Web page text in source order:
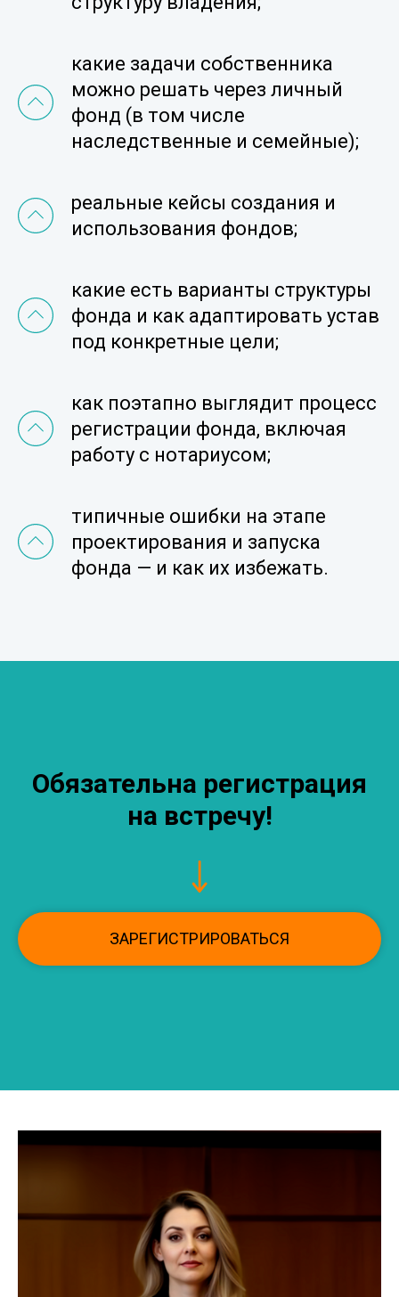
какие задачи собственника
можно решать через личный
фонд (в том числе
наследственные и семейные);
реальные кейсы создания и
использования фондов;
какие есть варианты структуры
фонда и как адаптировать устав
под конкретные цели;
как поэтапно выглядит процесс
регистрации фонда, включая
работу с нотариусом;
типичные ошибки на этапе
проектирования и запуска
фонда — и как их избежать.
Обязательна регистрация
на встречу!
ЗАРЕГИСТРИРОВАТЬСЯ